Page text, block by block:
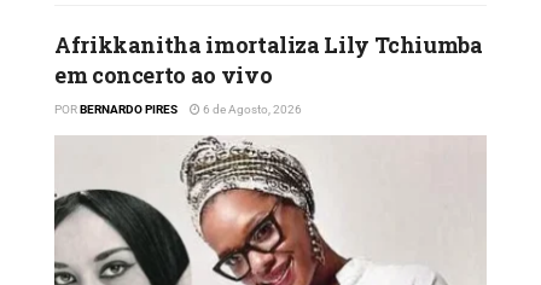
Afrikkanitha imortaliza Lily Tchiumba
em concerto ao vivo
PORBERNARDO PIRES 6 de Agosto, 2026